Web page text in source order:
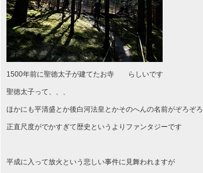
1500年前に聖徳太子が建てたお寺 らしいです
聖徳太子って、、、
ほかにも平清盛とか後白河法皇とかそのへんの名前がぞろぞろ
正直尺度がでかすぎて歴史というよりファンタジーです
平成に入って放火という悲しい事件に見舞われますが